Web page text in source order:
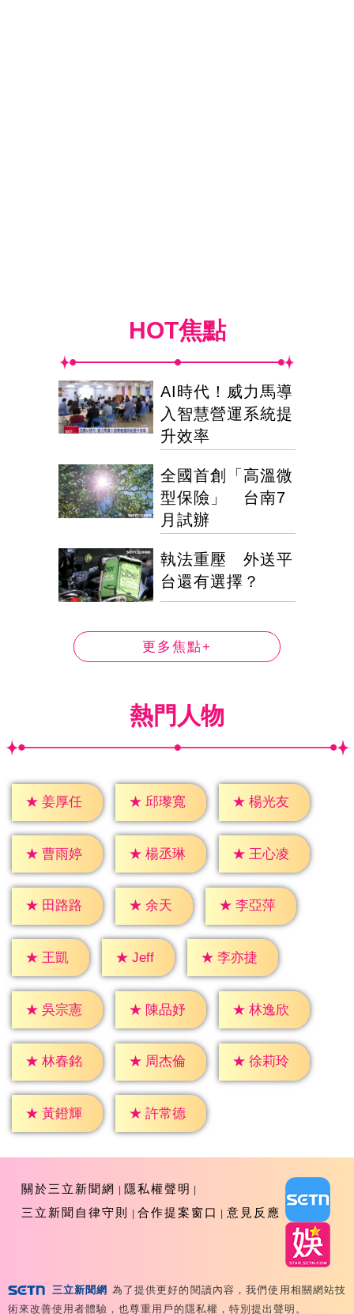
HOT焦點
AI時代！威力馬導
入智慧營運系統提
升效率
全國首創「高溫微
型保險」 台南7
月試辦
執法重壓 外送平
台還有選擇？
更多焦點+
熱門人物
★ 姜厚任 ★ 邱瓈寬 ★ 楊光友
★ 曹雨婷 ★ 楊丞琳 ★ 王心凌
★ 田路路 ★ 余天 ★ 李亞萍
★ 王凱 ★ Jeff ★ 李亦捷
★ 吳宗憲 ★ 陳品妤 ★ 林逸欣
★ 林春銘 ★ 周杰倫 ★ 徐莉玲
★ 黃鐙輝 ★ 許常德
關於三立新聞網
隱私權聲明
三立新聞自律守則
合作提案窗口 意見反應
Copyright ©2026 Sanlih E-Television All Rights
三立新聞網 為了提供更好的閱讀內容，我們使用相關網站技
術來改善使用者體驗，也尊重用戶的隱私權，特別提出聲明。